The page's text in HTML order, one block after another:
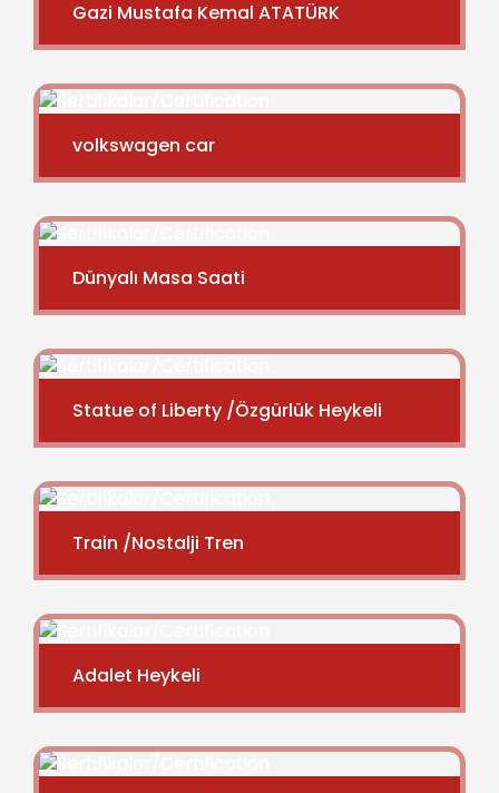
Gazi Mustafa Kemal ATATÜRK
volkswagen car
Dünyalı Masa Saati
Statue of Liberty /Özgürlük Heykeli
Train /Nostalji Tren
Adalet Heykeli